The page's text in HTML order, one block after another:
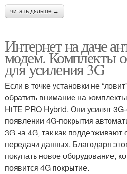
читать дальше →
Интернет на даче
модем. Комплекты
для усиления 3G
Если в точке установки не
обратить внимание на
HiTE PRO Hybrid. Они усилят
появлении 4G-покрытия
3G на 4G, так как поддерживают
передачи данных. Благодаря
покупать новое оборудование,
появится 4G покрытие.